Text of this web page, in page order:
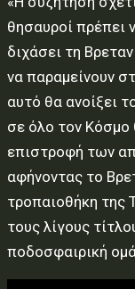
θησαυροί πρέπει
διχάσει τη
να παραμείνουν
αυτό θα ανοίξει
σε όλο τον Κόσμο
επιστροφή των
αφήνοντας το
τροπαιοθήκη της
τους λίγους
ποδοσφαιρική